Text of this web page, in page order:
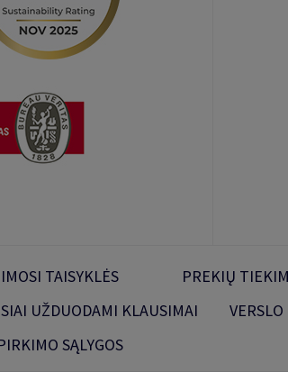
TAISYKLĖS PREKIŲ
UŽDUODAMI KLAUSIMAI
SĄLYGOS